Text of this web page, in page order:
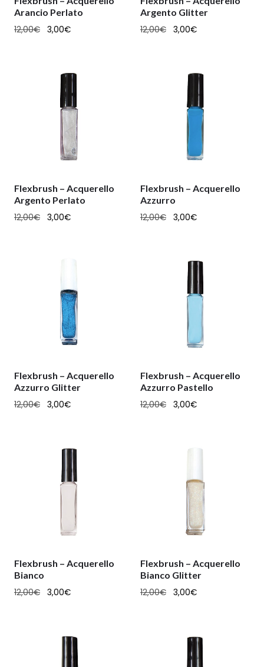
Arancio Perlato
12,00€ 3,00€
Argento Glitter
12,00€ 3,00€
Flexbrush – Acquerello
Argento Perlato
12,00€ 3,00€
Flexbrush – Acquerello
Azzurro
12,00€ 3,00€
Flexbrush – Acquerello
Azzurro Glitter
12,00€ 3,00€
Flexbrush – Acquerello
Azzurro Pastello
12,00€ 3,00€
Flexbrush – Acquerello
Bianco
12,00€ 3,00€
Flexbrush – Acquerello
Bianco Glitter
12,00€ 3,00€